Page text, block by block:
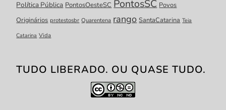
Política Pública PontosOesteSC PontosSC Povos
Originários protestosbr Quarentena rango SantaCatarina Teia
Catarina Vida
TUDO LIBERADO. OU QUASE TUDO.